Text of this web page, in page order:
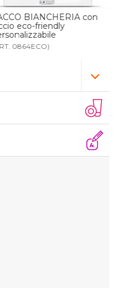
BIANCHERIA con
eco-friendly
0864ECO)